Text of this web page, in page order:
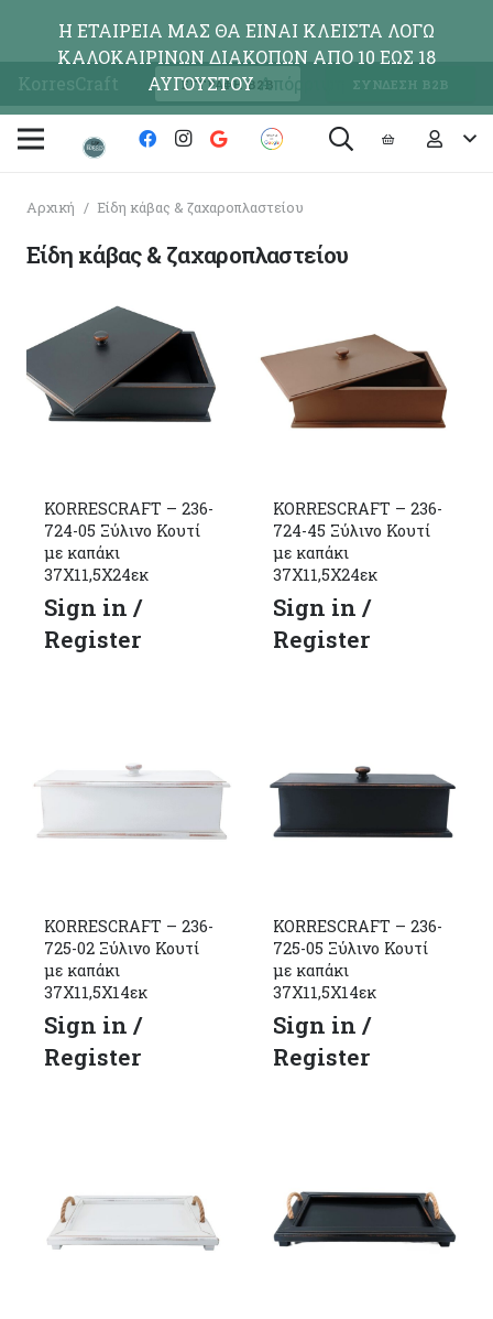
KorresCraft ΕΓΓΡΑΦΗ Β2Β ΣΥΝΔΕΣΗ Β2Β
Αρχική / Είδη κάβας & ζαχαροπλαστείου
Είδη κάβας & ζαχαροπλαστείου
KORRESCRAFT – 236-
724-05 Ξύλινο Κουτί
με καπάκι
37Χ11,5Χ24εκ
Sign in /
Register
KORRESCRAFT – 236-
724-45 Ξύλινο Κουτί
με καπάκι
37Χ11,5Χ24εκ
Sign in /
Register
KORRESCRAFT – 236-
725-02 Ξύλινο Κουτί
με καπάκι
37Χ11,5Χ14εκ
Sign in /
Register
KORRESCRAFT – 236-
725-05 Ξύλινο Κουτί
με καπάκι
37Χ11,5Χ14εκ
Sign in /
Register
Η ΕΤΑΙΡΕΙΑ ΜΑΣ ΘΑ ΕΙΝΑΙ ΚΛΕΙΣΤΑ ΛΟΓΩ
ΚΑΛΟΚΑΙΡΙΝΩΝ ΔΙΑΚΟΠΩΝ ΑΠΟ 10 ΕΩΣ 18
ΑΥΓΟΥΣΤΟΥΑπόρριψη